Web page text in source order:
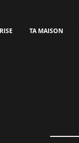
TA MAISON